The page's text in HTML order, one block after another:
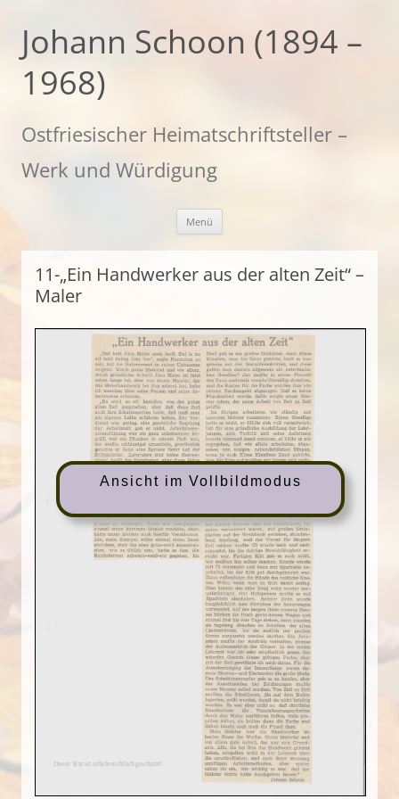
springen
Johann Schoon (1894 –
1968)
Ostfriesischer Heimatschriftsteller –
Werk und Würdigung
Menü
11-„Ein Handwerker aus der alten Zeit“ –
Maler
Ansicht im Vollbildmodus